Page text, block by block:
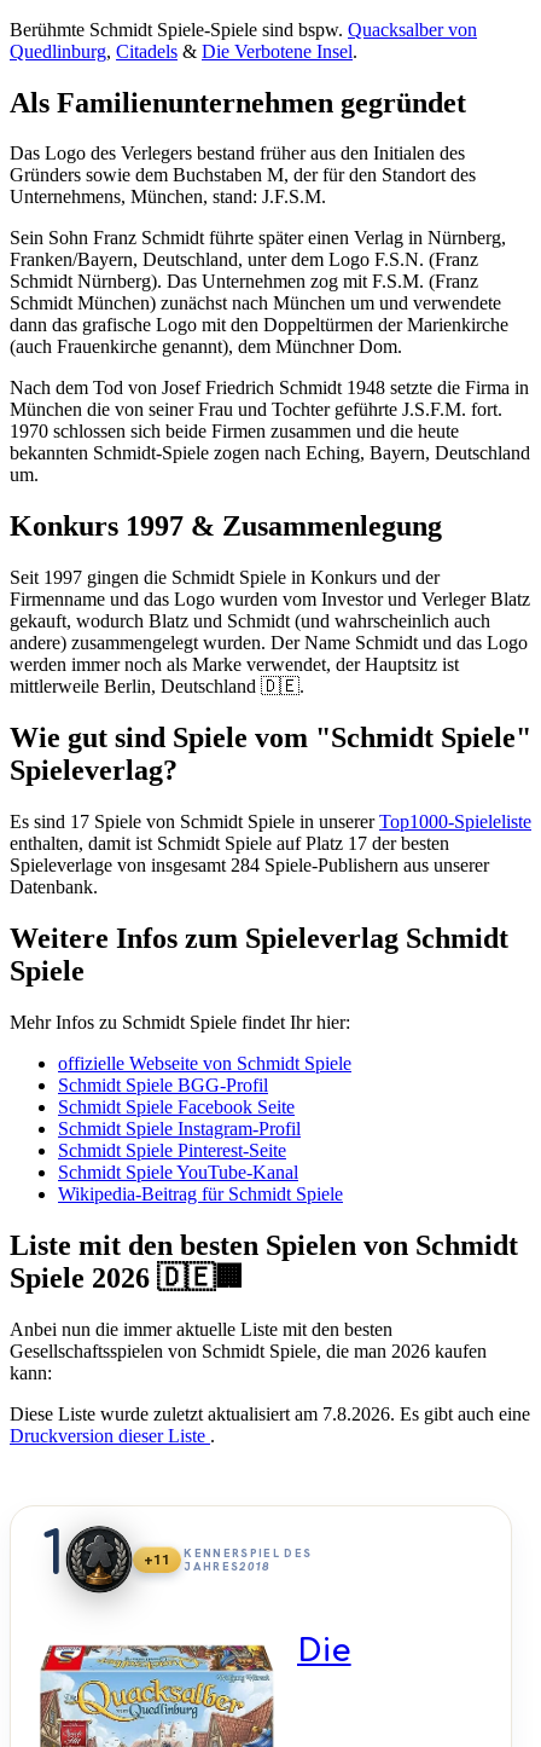
Berühmte Schmidt Spiele-Spiele sind bspw. Quacksalber von
Quedlinburg, Citadels & Die Verbotene Insel.
Als Familienunternehmen gegründet
Das Logo des Verlegers bestand früher aus den Initialen des
Gründers sowie dem Buchstaben M, der für den Standort des
Unternehmens, München, stand: J.F.S.M.
Sein Sohn Franz Schmidt führte später einen Verlag in Nürnberg,
Franken/Bayern, Deutschland, unter dem Logo F.S.N. (Franz
Schmidt Nürnberg). Das Unternehmen zog mit F.S.M. (Franz
Schmidt München) zunächst nach München um und verwendete
dann das grafische Logo mit den Doppeltürmen der Marienkirche
(auch Frauenkirche genannt), dem Münchner Dom.
Nach dem Tod von Josef Friedrich Schmidt 1948 setzte die Firma in
München die von seiner Frau und Tochter geführte J.S.F.M. fort.
1970 schlossen sich beide Firmen zusammen und die heute
bekannten Schmidt-Spiele zogen nach Eching, Bayern, Deutschland
um.
Konkurs 1997 & Zusammenlegung
Seit 1997 gingen die Schmidt Spiele in Konkurs und der
Firmenname und das Logo wurden vom Investor und Verleger Blatz
gekauft, wodurch Blatz und Schmidt (und wahrscheinlich auch
andere) zusammengelegt wurden. Der Name Schmidt und das Logo
werden immer noch als Marke verwendet, der Hauptsitz ist
mittlerweile Berlin, Deutschland 🇩🇪.
Wie gut sind Spiele vom "Schmidt Spiele"
Spieleverlag?
Es sind 17 Spiele von Schmidt Spiele in unsererTop1000-Spieleliste
enthalten, damit ist Schmidt Spiele auf Platz 17 der besten
Spieleverlage von insgesamt 284 Spiele-Publishern aus unserer
Datenbank.
Weitere Infos zum Spieleverlag Schmidt
Spiele
Mehr Infos zu Schmidt Spiele findet Ihr hier:
offizielle Webseite von Schmidt Spiele
Schmidt Spiele BGG-Profil
Schmidt Spiele Facebook Seite
Schmidt Spiele Instagram-Profil
Schmidt Spiele Pinterest-Seite
Schmidt Spiele YouTube-Kanal
Wikipedia-Beitrag für Schmidt Spiele
Liste mit den besten Spielen von Schmidt
Spiele 2026 🇩🇪🏢
Anbei nun die immer aktuelle Liste mit den besten
Gesellschaftsspielen von Schmidt Spiele, die man 2026 kaufen
kann:
Diese Liste wurde zuletzt aktualisiert am 7.8.2026. Es gibt auch eine
Druckversion dieser Liste .
1 +11
KENNERSPIEL DES
JAHRES2018
Die